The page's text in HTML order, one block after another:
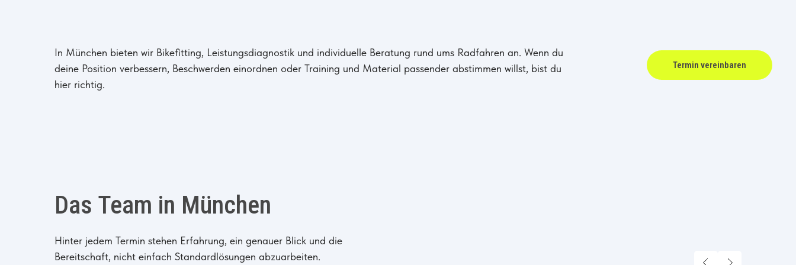
In München bieten wir Bikefitting, Leistungsdiagnostik und individuelle Beratung rund ums Radfahren an. Wenn du
deine Position verbessern, Beschwerden einordnen oder Training und Material passender abstimmen willst, bist du
hier richtig.
Termin vereinbaren
Das Team in München
Hinter jedem Termin stehen Erfahrung, ein genauer Blick und die
Bereitschaft, nicht einfach Standardlösungen abzuarbeiten.